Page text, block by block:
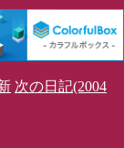
次の日記(2004